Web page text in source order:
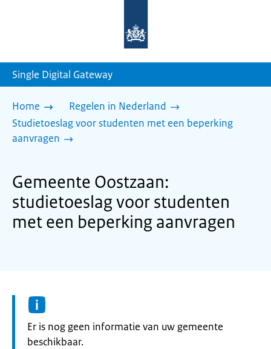
homepage
Single Digital Gateway
Home
Regelen in Nederland
Studietoeslag voor studenten met een beperking
aanvragen
Gemeente Oostzaan:
studietoeslag voor studenten
met een beperking aanvragen
Informatie:
Er is nog geen informatie van uw gemeente
beschikbaar.